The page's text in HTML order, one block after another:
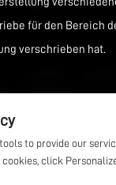
für den Bereich
verschrieben hat.
to provide our
click